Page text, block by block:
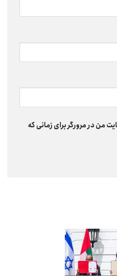
من در مرورگر برای زمانی که